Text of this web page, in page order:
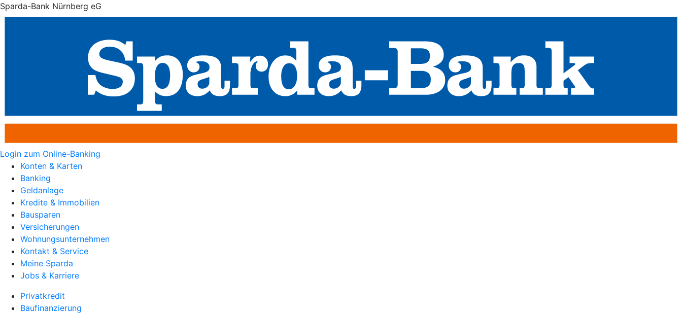
Sparda-Bank Nürnberg eG
Login zum Online-Banking
Konten & Karten
Banking
Geldanlage
Kredite & Immobilien
Bausparen
Versicherungen
Wohnungsunternehmen
Kontakt & Service
Meine Sparda
Jobs & Karriere
Privatkredit
Baufinanzierung